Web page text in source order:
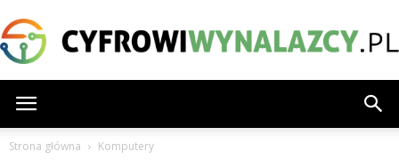
Strona główna Komputery